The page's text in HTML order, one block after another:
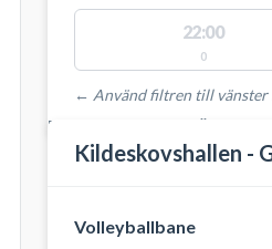
22:00
0
← Använd filtren till vänster
PLATSER MED TILLGÄNGLIGA
Kildeskovshallen -
Volleyballbane